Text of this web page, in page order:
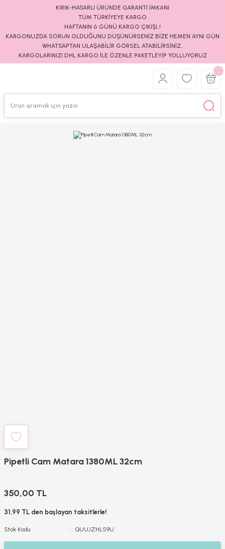
KIRIK-HASARLI ÜRÜNDE GARANTİ İMKANI
TÜM TÜRKİYEYE KARGO
HAFTANIN 6 GÜNÜ KARGO ÇIKIŞI..!
KARGONUZDA SORUN OLDUĞUNU DÜŞÜNÜRSENİZ BİZE HEMEN AYNI GÜN
WHATSAPTAN ULAŞABİLİR GÖRSEL ATABİLİRSİNİZ..
KARGOLARINIZI DHL KARGO İLE ÖZENLE PAKETLEYİP YOLLUYORUZ
Pipetli Cam Matara 1380ML 32cm
350,00 TL
31,99 TL den başlayan taksitlerle!
Stok Kodu QUUJZHLS9U